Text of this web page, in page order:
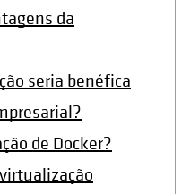
da
seria benéfica
de Docker?